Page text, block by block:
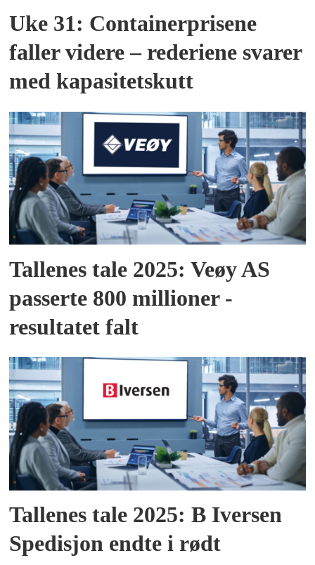
Uke 31: Containerprisene
faller videre – rederiene svarer
med kapasitetskutt
Tallenes tale 2025: Veøy AS
passerte 800 millioner -
resultatet falt
Tallenes tale 2025: B Iversen
Spedisjon endte i rødt